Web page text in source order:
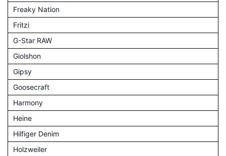
Freaky Nation
Fritzi
G-Star RAW
Giolshon
Gipsy
Goosecraft
Harmony
Heine
Hilfiger Denim
Holzweiler